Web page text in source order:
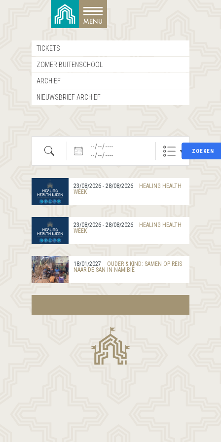
TICKETS
ZOMER BUITENSCHOOL
ARCHIEF
NIEUWSBRIEF ARCHIEF
Zoeken Datums ZOEKEN
23/08/2026 - 28/08/2026
HEALING HEALTH
WEEK
23/08/2026 - 28/08/2026
HEALING HEALTH
WEEK
18/01/2027
OUDER & KIND: SAMEN OP REIS
NAAR DE SAN IN NAMIBIË